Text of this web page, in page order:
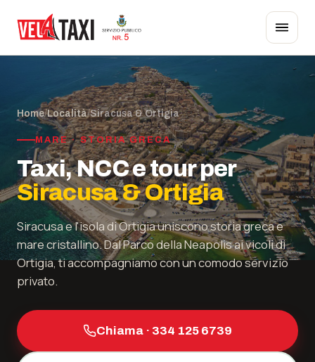
Home/Località/Siracusa & Ortigia
MARE · STORIA GRECA
Taxi, NCC e tour per
Siracusa & Ortigia
Siracusa e l'isola di Ortigia uniscono storia greca e
mare cristallino. Dal Parco della Neapolis ai vicoli di
Ortigia, ti accompagniamo con un comodo servizio
privato.
Chiama · 334 125 6739